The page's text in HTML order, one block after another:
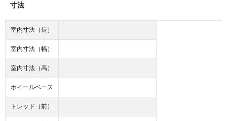
寸法
室内寸法（長）
室内寸法（幅）
室内寸法（高）
ホイールベース
トレッド（前）